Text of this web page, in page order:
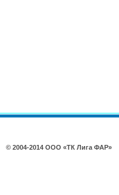
© 2004-2014 ООО «ТК Лига ФАР»